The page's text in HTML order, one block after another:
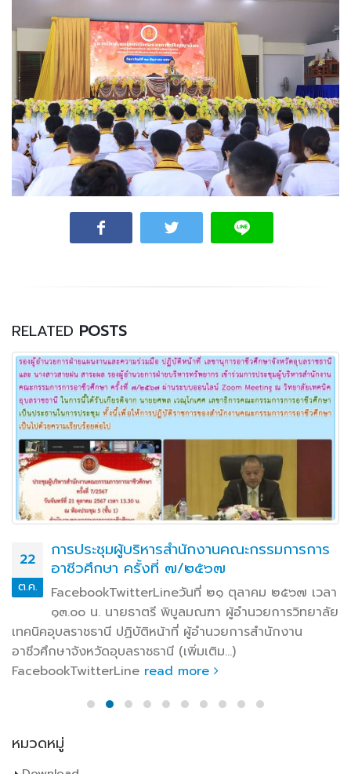
RELATED POSTS
22
ต.ค.
การประชุมผู้บริหารสำนักงานคณะกรรมการการ
อาชีวศึกษา ครั้งที่ ๗/๒๕๖๗
FacebookTwitterLineวันที่ ๒๑ ตุลาคม ๒๕๖๗ เวลา
๑๓.๐๐ น. นายธาตรี พิบูลมณฑา ผู้อำนวยการวิทยาลัย
เทคนิคอุบลราชธานี ปฏิบัติหน้าที่ ผู้อำนวยการสำนักงาน
อาชีวศึกษาจังหวัดอุบลราชธานี (เพิ่มเติม…)
FacebookTwitterLine read more
หมวดหมู่